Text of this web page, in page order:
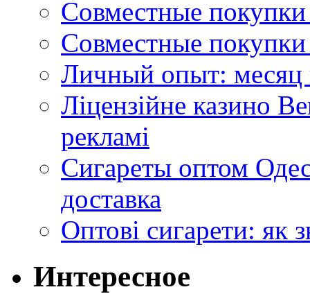
Совместные
Совместные покупки
Личный опыт: месяц
Ліцензійне казино
рекламі
Сигареты оптом
доставка
Оптові сигарети: як
Интересное